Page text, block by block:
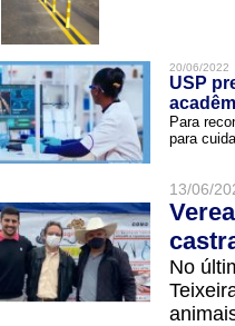
20/06/2022
USP
Para
para
13/06/
No